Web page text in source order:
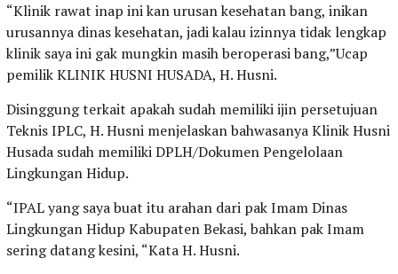
“Klinik rawat inap ini kan urusan kesehatan bang, inikan
urusannya dinas kesehatan, jadi kalau izinnya tidak lengkap
klinik saya ini gak mungkin masih beroperasi bang,”Ucap
pemilik KLINIK HUSNI HUSADA, H. Husni.
Disinggung terkait apakah sudah memiliki ijin persetujuan
Teknis IPLC, H. Husni menjelaskan bahwasanya Klinik Husni
Husada sudah memiliki DPLH/Dokumen Pengelolaan
Lingkungan Hidup.
“IPAL yang saya buat itu arahan dari pak Imam Dinas
Lingkungan Hidup Kabupaten Bekasi, bahkan pak Imam
sering datang kesini, “Kata H. Husni.